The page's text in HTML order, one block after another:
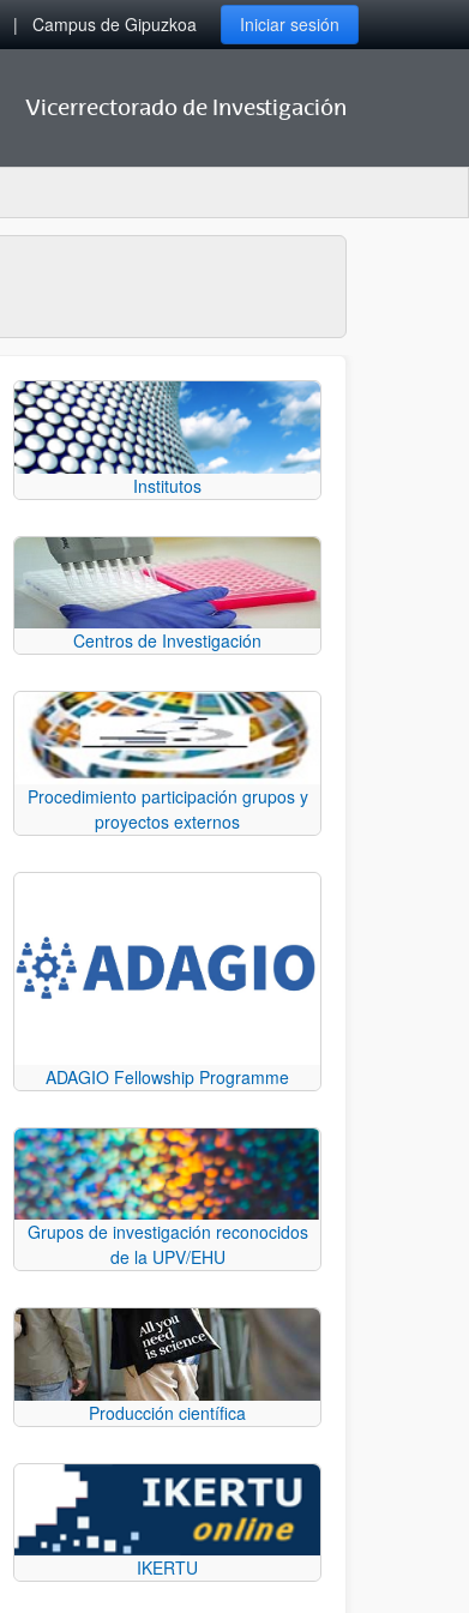
Campus de Gipuzkoa Iniciar sesión
Vicerrectorado de Investigación
Institutos
Centros de Investigación
Procedimiento participación grupos y
proyectos externos
ADAGIO Fellowship Programme
Grupos de investigación reconocidos
de la UPV/EHU
Producción científica
IKERTU